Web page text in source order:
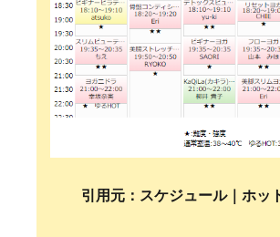
引用元：スケジュール｜ホ